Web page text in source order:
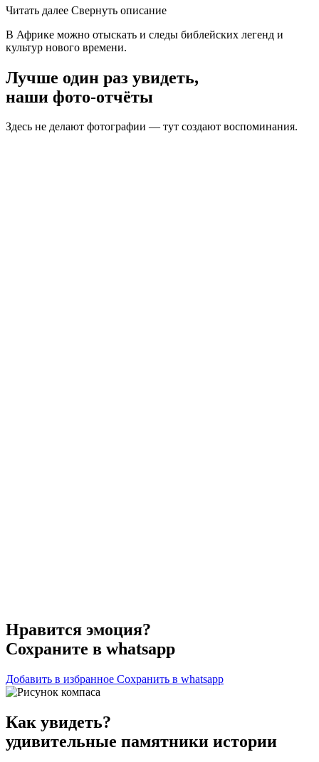
Читать далее Свернуть описание
В Африке можно отыскать и следы библейских легенд и
культур нового времени.
Лучше один раз увидеть,
наши фото-отчёты
Здесь не делают фотографии — тут создают воспоминания.
Нравится эмоция?
Сохраните в whatsapp
Добавить в избранное Сохранить в whatsapp
Как увидеть?
удивительные памятники истории